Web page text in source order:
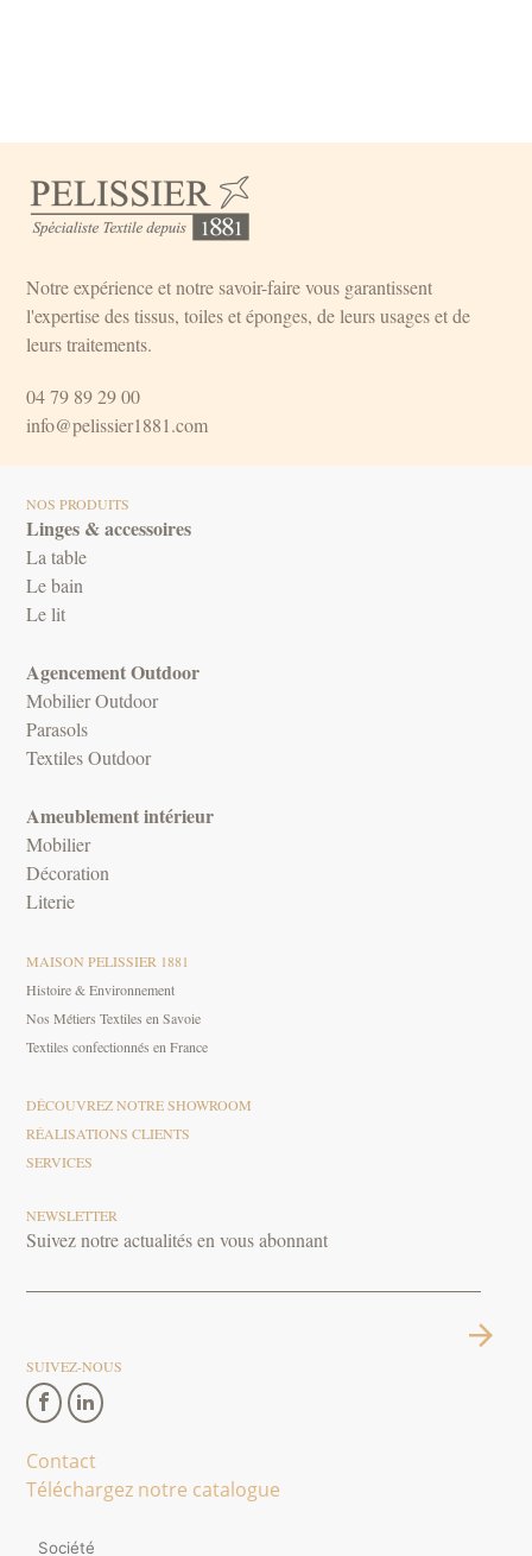
Notre expérience et notre savoir-faire vous garantissent
l'expertise des tissus, toiles et éponges, de leurs usages et de
leurs traitements.
04 79 89 29 00
info@pelissier1881.com
NOS PRODUITS
Linges & accessoires
La table
Le bain
Le lit
Agencement Outdoor
Mobilier Outdoor
Parasols
Textiles Outdoor
Ameublement intérieur
Mobilier
Décoration
Literie
MAISON PELISSIER 1881
Histoire & Environnement
Nos Métiers Textiles en Savoie
Textiles confectionnés en France
DÉCOUVREZ NOTRE SHOWROOM
RÉALISATIONS CLIENTS
SERVICES
NEWSLETTER
Suivez notre actualités en vous abonnant
SUIVEZ-NOUS
Contact
Téléchargez notre catalogue